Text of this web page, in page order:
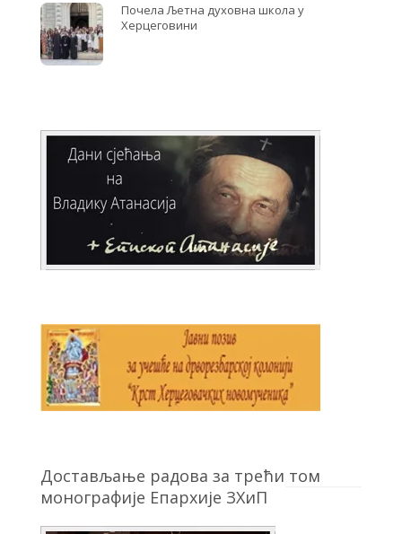
Почела Љетна духовна школа у
Херцеговини
Достављање радова за трећи том
монографије Епархије ЗХиП